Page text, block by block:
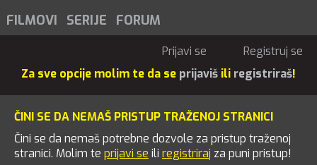
FILMOVI
SERIJE FORUM
Prijavi se
Registruj se
Za sve opcije molim te da se prijaviš ili registriraš!
ČINI SE DA NEMAŠ PRISTUP TRAŽENOJ STRANICI
Čini se da nemaš potrebne dozvole za pristup traženoj
stranici. Molim te prijavi se ili registriraj za puni pristup!